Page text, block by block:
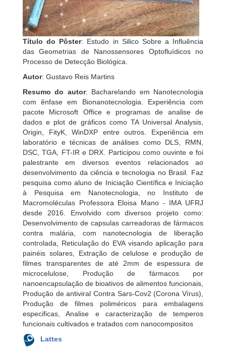
Título do Pôster: Estudo in Silico Sobre a Influência
das Geometrias de Nanossensores Optofluídicos no
Processo de Detecção Biológica.
Autor: Gustavo Reis Martins
Resumo do autor: Bacharelando em Nanotecnologia
com ênfase em Bionanotecnologia. Experiência com
pacote Microsoft Office e programas de analise de
dados e plot de gráficos como TA Universal Analysis,
Origin, FityK, WinDXP entre outros. Experiência em
laboratório e técnicas de análises como DLS, RMN,
DSC, TGA, FT-IR e DRX. Participou como ouvinte e foi
palestrante em diversos eventos relacionados ao
desenvolvimento da ciência e tecnologia no Brasil. Faz
pesquisa como aluno de Iniciação Científica e Iniciação
à Pesquisa em Nanotecnologia, no Instituto de
Macromoléculas Professora Eloisa Mano - IMA UFRJ
desde 2016. Envolvido com diversos projeto como:
Desenvolvimento de capsulas carreadoras de fármacos
contra malária, com nanotecnologia de liberação
controlada, Reticulação do EVA visando aplicação para
painéis solares, Extração de celulose e produção de
filmes transparentes de até 2mm de espessura de
microcelulose, Produção de fármacos por
nanoencapsulação de bioativos de alimentos funcionais,
Produção de antiviral Contra Sars-Cov2 (Corona Vírus),
Produção de filmes poliméricos para embalagens
especificas, Analise e caracterização de temperos
funcionais cultivados e tratados com nanocompositos
Lattes